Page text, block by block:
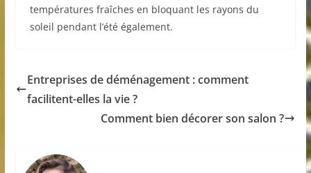
températures fraîches en bloquant les rayons du
soleil pendant l’été également.
Entreprises de déménagement : comment
facilitent-elles la vie ?
Comment bien décorer son salon ?